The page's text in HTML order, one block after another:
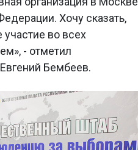
Хочу сказать,
во всех
- отметил
Бембеев.